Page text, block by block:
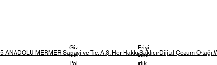
Giz
lilik
Pol
Erişi
lebil
irlik
ANADOLU MERMER Sanayi ve Tic. A.Ş. Her Hakkı SaklıdırDijital Çözüm